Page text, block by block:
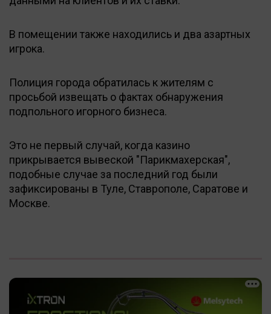
В помещении также находились и два азартных
игрока.
Полиция города обратилась к жителям с
просьбой извещать о фактах обнаружения
подпольного игорного бизнеса.
Это не первый случай, когда казино
прикрывается вывеской "Парикмахерская",
подобные случае за последний год были
зафиксированы в Туле, Ставрополе, Саратове и
Москве.